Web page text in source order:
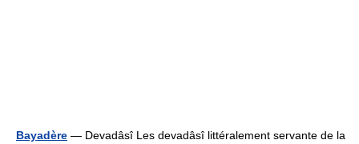
Bayadère — Devadâsî Les devadâsî littéralement servante de la